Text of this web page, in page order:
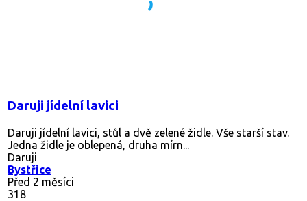
Daruji jídelní lavici
Daruji jídelní lavici, stůl a dvě zelené židle. Vše starší stav.
Jedna židle je oblepená, druha mírn...
Daruji
Bystřice
Před 2 měsíci
318